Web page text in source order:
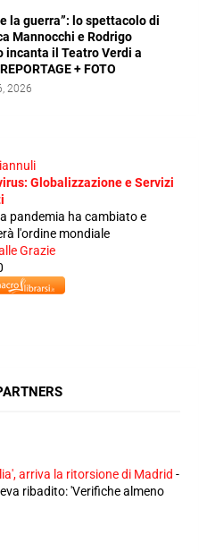
la guerra”: lo spettacolo di
Mannocchi e Rodrigo
incanta il Teatro Verdi a
+ FOTO
2026
Globalizzazione e Servizi
pandemia ha cambiato e
l'ordine mondiale
Grazie
arriva la ritorsione di Madrid -
ribadito: 'Verifiche almeno